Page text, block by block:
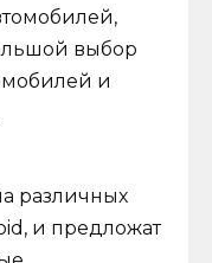
выбор
и
различных
и предложат